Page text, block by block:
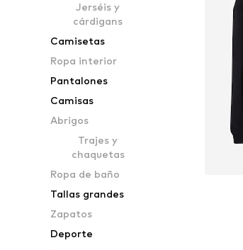
Jerséis y
cárdigans
Camisetas
Ropa interior
Pantalones
Camisas
Abrigos
Trajes y
chaquetas
Ropa de baño
Tallas grandes
Zapatos
Deporte